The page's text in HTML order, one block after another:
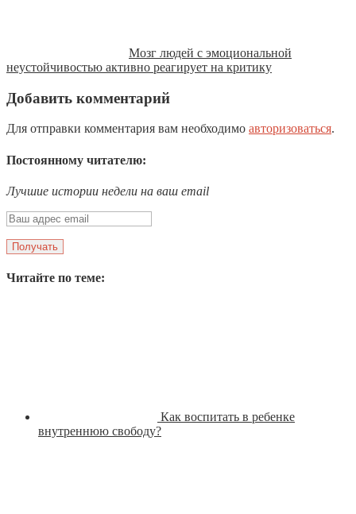
Мозг людей с эмоциональной
неустойчивостью активно реагирует на критику
Добавить комментарий
Для отправки комментария вам необходимо авторизоваться.
Постоянному читателю:
Лучшие истории недели на ваш email
Читайте по теме:
Как воспитать в ребенке
внутреннюю свободу?